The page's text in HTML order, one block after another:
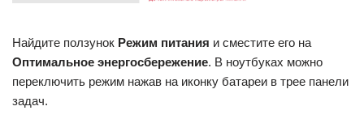
Найдите ползунок Режим питания и сместите его на
Оптимальное энергосбережение. В ноутбуках можно
переключить режим нажав на иконку батареи в трее панели
задач.